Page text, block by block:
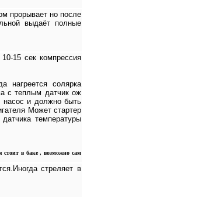
прорывает но после
выдаёт полные
15 сек компрессия
нагреется солярка
с теплым датчик ож
насос и должно быть
Может стартер
температуры
стоит в баке , возможно сам
стреляет в